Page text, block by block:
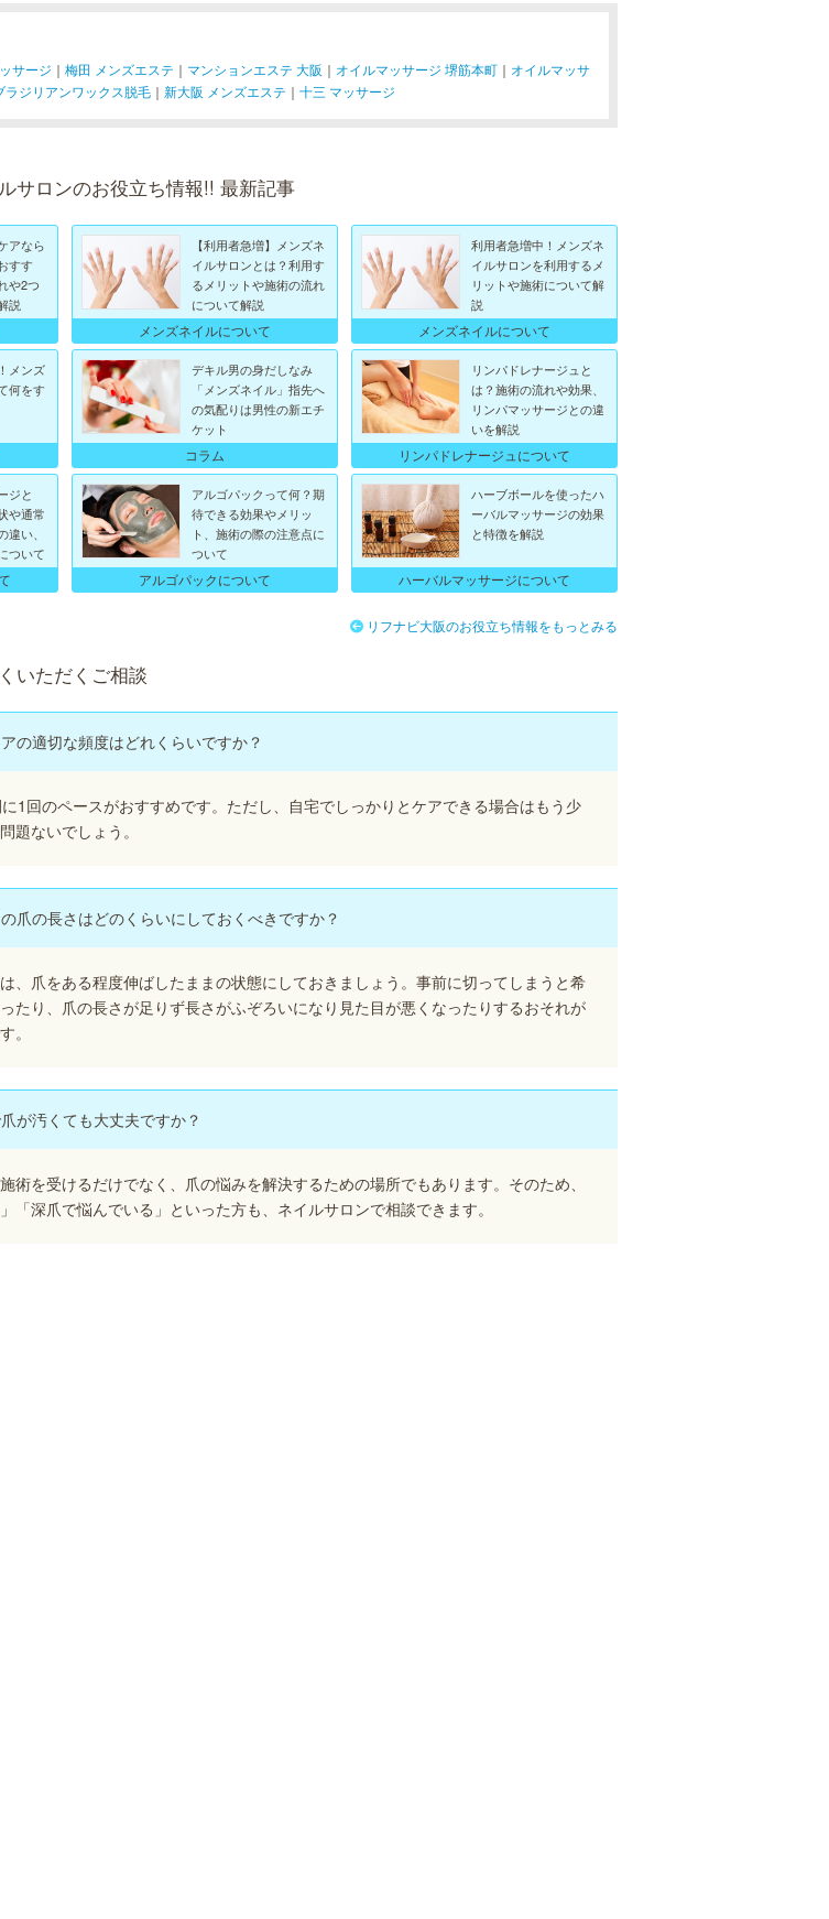
サージ ｜ 梅田 メンズエステ ｜ マンションエステ 大阪 ｜ オイルマッサージ 堺筋本町 ｜ オイルマッサ
ラジリアンワックス脱毛 ｜ 新大阪 メンズエステ ｜ 十三 マッサージ
サロンのお役立ち情報!! 最新記事
アなら
すす
や2つ
説
【利用者急増】メンズネ
イルサロンとは？利用す
るメリットや施術の流れ
について解説
メンズネイルについて
利用者急増中！メンズネ
イルサロンを利用するメ
リットや施術について解
説
メンズネイルについて
メンズ
何をす
デキル男の身だしなみ
「メンズネイル」指先へ
の気配りは男性の新エチ
ケット
コラム
リンパドレナージュと
は？施術の流れや効果、
リンパマッサージとの違
いを解説
リンパドレナージュについて
ジと
や通常
い、
ついて
アルゴパックって何？期
待できる効果やメリッ
ト、施術の際の注意点に
ついて
アルゴパックについて
ハーブボールを使ったハ
ーバルマッサージの効果
と特徴を解説
ハーバルマッサージについて
リフナビ大阪のお役立ち情報をもっとみる
いただくご相談
の適切な頻度はどれくらいですか？
1回のペースがおすすめです。ただし、自宅でしっかりとケアできる場合はもう少
題ないでしょう。
爪の長さはどのくらいにしておくべきですか？
、爪をある程度伸ばしたままの状態にしておきましょう。事前に切ってしまうと希
たり、爪の長さが足りず長さがふぞろいになり見た目が悪くなったりするおそれが
。
が汚くても大丈夫ですか？
術を受けるだけでなく、爪の悩みを解決するための場所でもあります。そのため、
「深爪で悩んでいる」といった方も、ネイルサロンで相談できます。